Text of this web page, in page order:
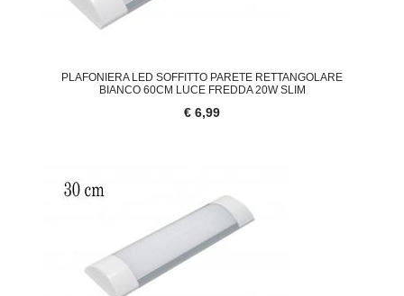
PLAFONIERA LED SOFFITTO PARETE RETTANGOLARE
BIANCO 60CM LUCE FREDDA 20W SLIM
€ 6,99